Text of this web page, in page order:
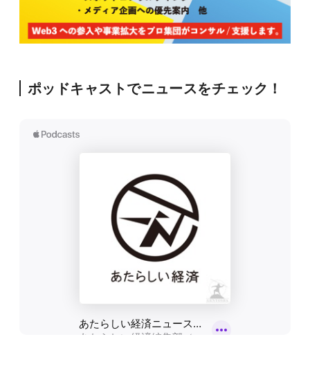
ポッドキャストでニュースをチェック！